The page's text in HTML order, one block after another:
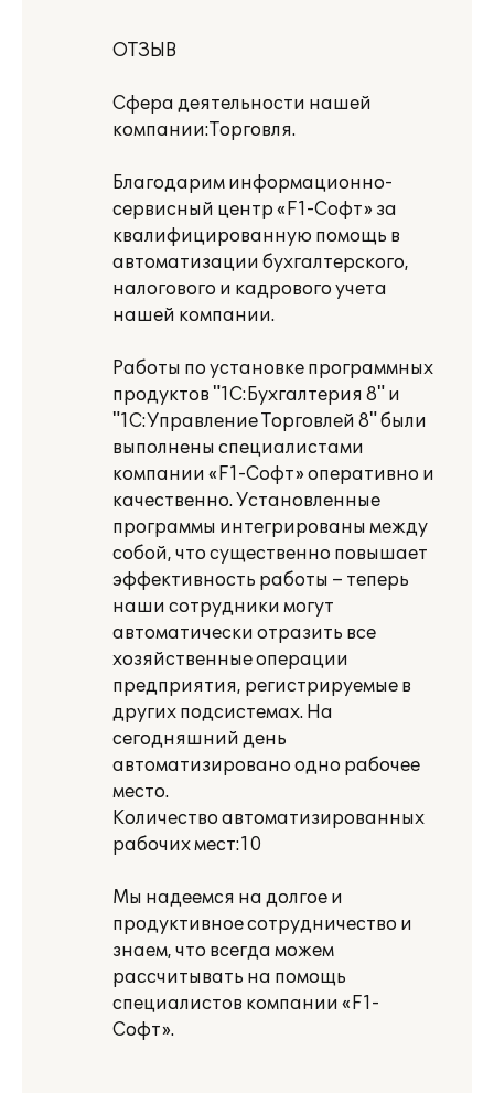
ОТЗЫВ
Сфера деятельности нашей
компании:Торговля.
Благодарим информационно-
сервисный центр «F1-Софт» за
квалифицированную помощь в
автоматизации бухгалтерского,
налогового и кадрового учета
нашей компании.
Работы по установке программных
продуктов "1С:Бухгалтерия 8" и
"1С:Управление Торговлей 8" были
выполнены специалистами
компании «F1-Софт» оперативно и
качественно. Установленные
программы интегрированы между
собой, что существенно повышает
эффективность работы – теперь
наши сотрудники могут
автоматически отразить все
хозяйственные операции
предприятия, регистрируемые в
других подсистемах. На
сегодняшний день
автоматизировано одно рабочее
место.
Количество автоматизированных
рабочих мест:10
Мы надеемся на долгое и
продуктивное сотрудничество и
знаем, что всегда можем
рассчитывать на помощь
специалистов компании «F1-
Софт».